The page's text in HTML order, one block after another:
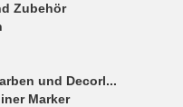
Zubehör
und Decorl...
Marker